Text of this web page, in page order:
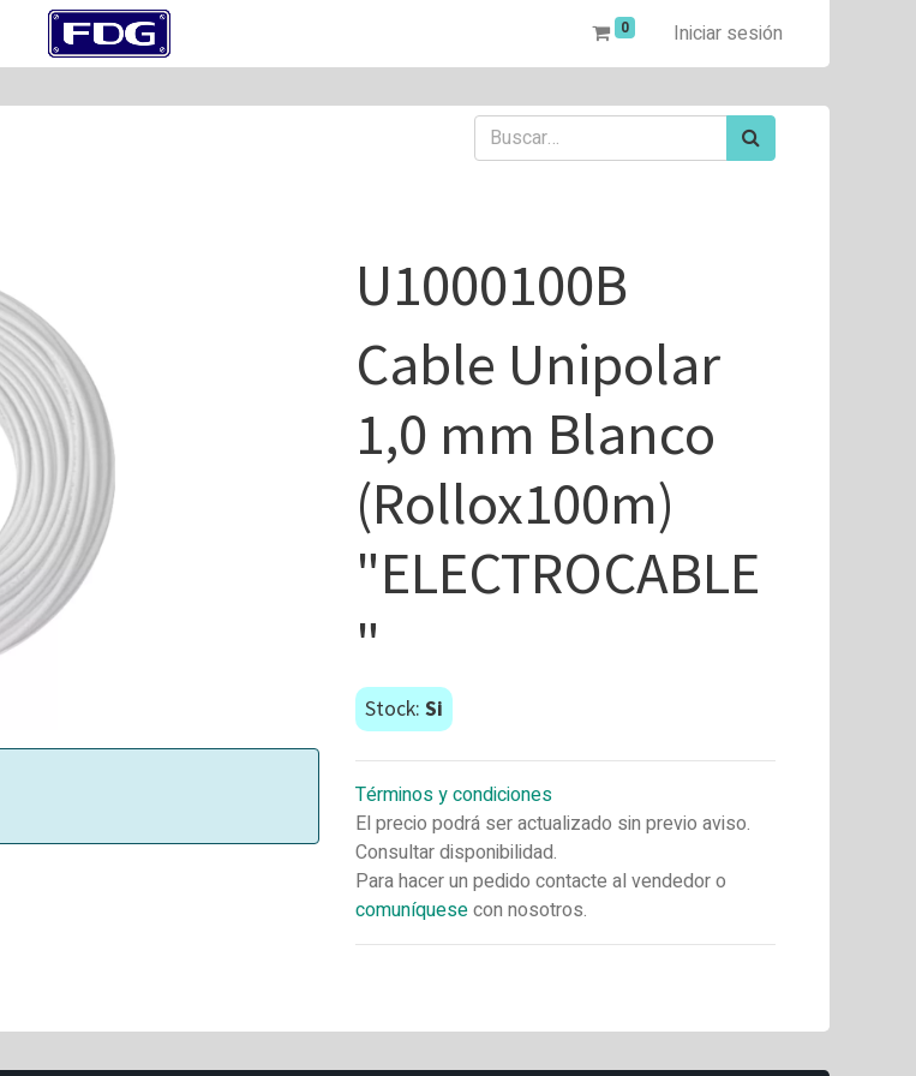
0 Iniciar sesión
U1000100B
Cable Unipolar
1,0 mm Blanco
(Rollox100m)
"ELECTROCABLE
"
Stock: Si
Términos y condiciones
El precio podrá ser actualizado sin previo aviso.
Consultar disponibilidad.
Para hacer un pedido contacte al vendedor o
comuníquesecon nosotros.